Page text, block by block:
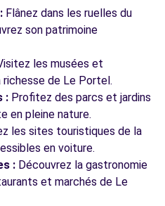
Flânez dans les ruelles du
son patrimoine
les musées et
de Le Portel.
: Profitez des parcs et jardins
en pleine nature.
les sites touristiques de la
en voiture.
: Découvrez la gastronomie
et marchés de Le